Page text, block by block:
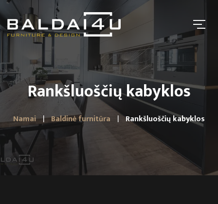
Rankšluoščių kabyklos
Namai Baldinė furnitūra Rankšluoščių kabyklos